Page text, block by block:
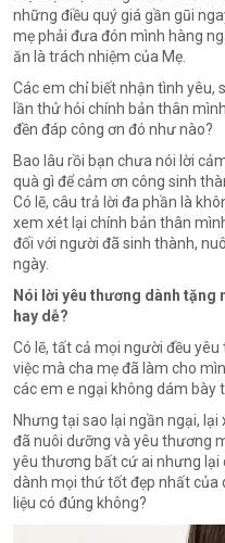
những điều quý giá gần gũi
mẹ phải đưa đón mình hàng
ăn là trách nhiệm của Mẹ.
Các em chỉ biết nhận tình
lần thử hỏi chính bản thân
đền đáp công ơn đó như nào?
Bao lâu rồi bạn chưa nói lời
quà gì để cảm ơn công sinh
Có lẽ, câu trả lời đa phần là
xem xét lại chính bản thân
đối với người đã sinh thành,
ngày.
Nói lời yêu thương dành tặng
hay dễ?
Có lẽ, tất cả mọi người đều
việc mà cha mẹ đã làm cho
các em e ngại không dám bày
Nhưng tại sao lại ngần ngại,
đã nuôi dưỡng và yêu thương
yêu thương bất cứ ai nhưng lại
dành mọi thứ tốt đẹp nhất của
liệu có đúng không?